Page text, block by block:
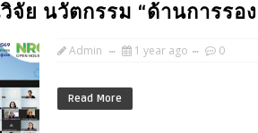
จัย นวัตกรรม “ด้านการรอ
Admin 1 year ago 0
Read More